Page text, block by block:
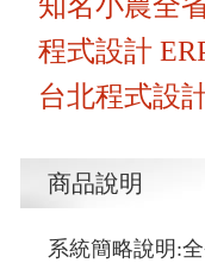
程式設計
台北程式設
商品說明
系統簡略說明: